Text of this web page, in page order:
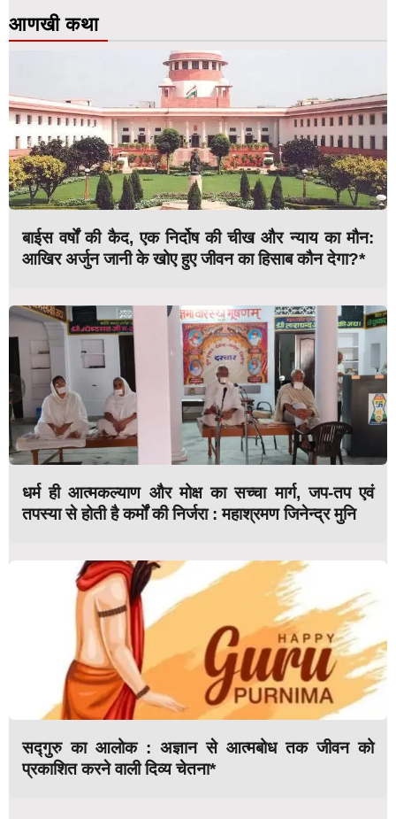
आणखी कथा
बाईस वर्षों की कैद, एक निर्दोष की चीख और न्याय का मौन:
आखिर अर्जुन जानी के खोए हुए जीवन का हिसाब कौन देगा?*
धर्म ही आत्मकल्याण और मोक्ष का सच्चा मार्ग, जप-तप एवं
तपस्या से होती है कर्मों की निर्जरा : महाश्रमण जिनेन्द्र मुनि
सद्गुरु का आलोक : अज्ञान से आत्मबोध तक जीवन को
प्रकाशित करने वाली दिव्य चेतना*